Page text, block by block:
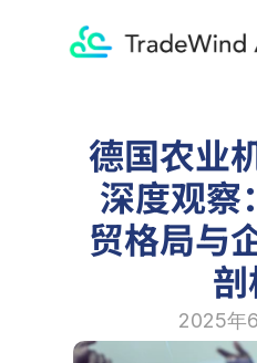
德国农业
深度观
贸格局与
2025年